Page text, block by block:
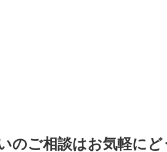
のご相談はお気軽にど